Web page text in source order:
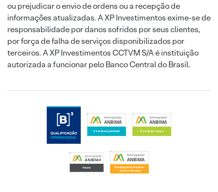
ou prejudicar o envio de ordens ou a recepção de
informações atualizadas. A XP Investimentos exime-se de
responsabilidade por danos sofridos por seus clientes,
por força de falha de serviços disponibilizados por
terceiros. A XP Investimentos CCTVM S/A é instituição
autorizada a funcionar pelo Banco Central do Brasil.